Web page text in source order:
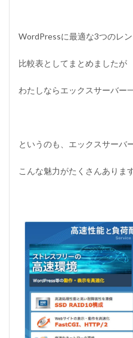
WordPressに最適な3つのレ
比較表としてまとめましたが
わたしならエックスサーバー
というのも、エックスサーバ
こんな魅力がたくさんあります